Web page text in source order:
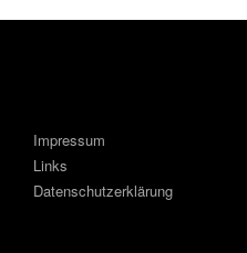
Impressum
Links
Datenschutzerklärung